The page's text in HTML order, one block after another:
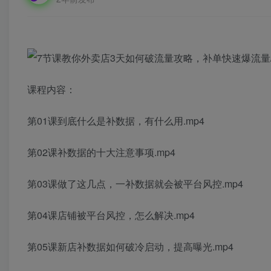
课程内容：
第01课到底什么是补数据，有什么用.mp4
第02课补数据的十大注意事项.mp4
第03课做了这几点，一补数据就会被平台风控.mp4
第04课店铺被平台风控，怎么解决.mp4
第05课新店补数据如何破冷启动，提高曝光.mp4